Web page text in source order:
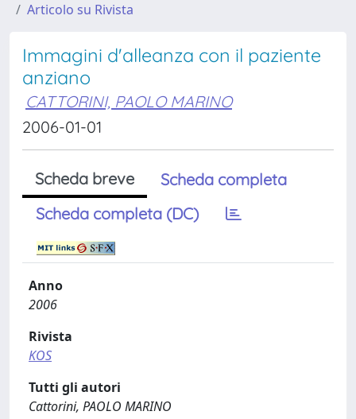
Articolo su Rivista
Immagini d'alleanza con il paziente
anziano
CATTORINI, PAOLO MARINO
2006-01-01
Scheda breve
Scheda completa
Scheda completa (DC)
Anno
2006
Rivista
KOS
Tutti gli autori
Cattorini, PAOLO MARINO